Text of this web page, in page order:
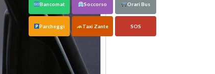
Bancomat Soccorso Orari Bus
Parcheggi Taxi Zante SOS